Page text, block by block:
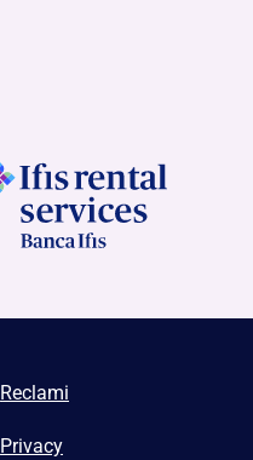
Reclami
Privacy